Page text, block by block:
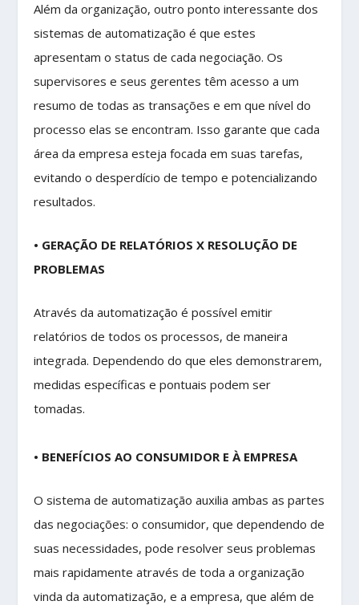
Além da organização, outro ponto interessante dos
sistemas de automatização é que estes
apresentam o status de cada negociação. Os
supervisores e seus gerentes têm acesso a um
resumo de todas as transações e em que nível do
processo elas se encontram. Isso garante que cada
área da empresa esteja focada em suas tarefas,
evitando o desperdício de tempo e potencializando
resultados.
• GERAÇÃO DE RELATÓRIOS X RESOLUÇÃO DE
PROBLEMAS
Através da automatização é possível emitir
relatórios de todos os processos, de maneira
integrada. Dependendo do que eles demonstrarem,
medidas específicas e pontuais podem ser
tomadas.
• BENEFÍCIOS AO CONSUMIDOR E À EMPRESA
O sistema de automatização auxilia ambas as partes
das negociações: o consumidor, que dependendo de
suas necessidades, pode resolver seus problemas
mais rapidamente através de toda a organização
vinda da automatização, e a empresa, que além de